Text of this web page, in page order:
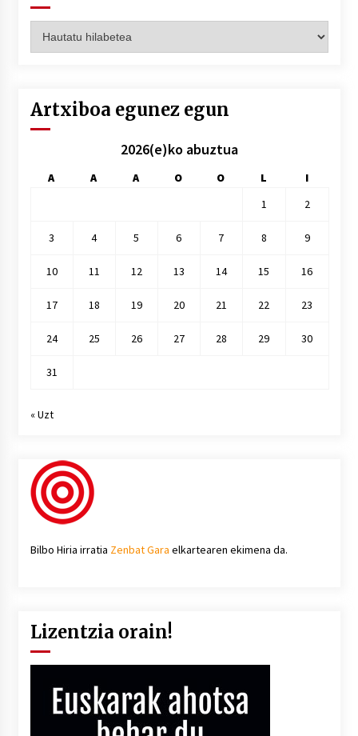
hilez
Artxiboa egunez egun
2026(e)ko abuztua
A A A O O L
I
1
2
3 4 5 6 7 8 9
10 11 12 13 14 15 16
17 18 19 20 21 22 23
24 25 26 27 28 29 30
31
« Uzt
Bilbo Hiria irratia Zenbat Gara elkartearen ekimena da.
Lizentzia orain!